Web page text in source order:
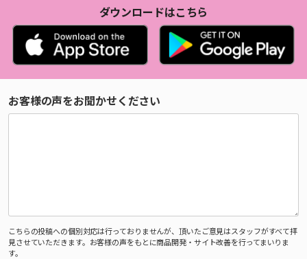
ダウンロードはこちら
お客様の声をお聞かせください
こちらの投稿への個別対応は行っておりませんが、頂いたご意見はスタッフがすべて拝
見させていただきます。お客様の声をもとに商品開発・サイト改善を行ってまいりま
す。